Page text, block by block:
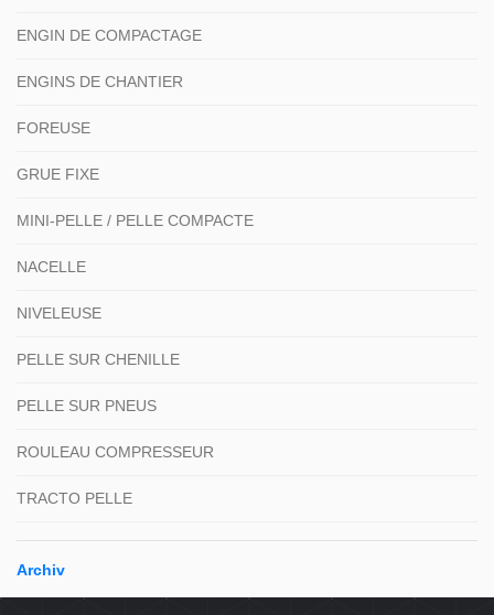
ENGIN DE COMPACTAGE
ENGINS DE CHANTIER
FOREUSE
GRUE FIXE
MINI-PELLE / PELLE COMPACTE
NACELLE
NIVELEUSE
PELLE SUR CHENILLE
PELLE SUR PNEUS
ROULEAU COMPRESSEUR
TRACTO PELLE
Archiv